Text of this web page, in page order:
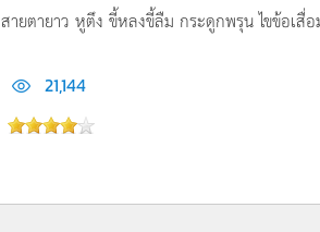
สายตายาว หูตึง ขี้หลงขี้ลืม กระดูกพรุน ไขข้อเสื่
21,144